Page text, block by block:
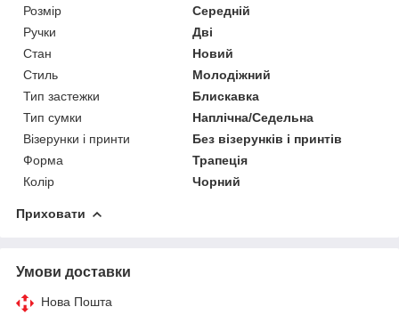
Розмір
Середній
Ручки
Дві
Стан
Новий
Стиль
Молодіжний
Тип застежки
Блискавка
Тип сумки
Наплічна/Седельна
Візерунки і принти
Без візерунків і принтів
Форма
Трапеція
Колір
Чорний
Приховати
Умови доставки
Нова Пошта